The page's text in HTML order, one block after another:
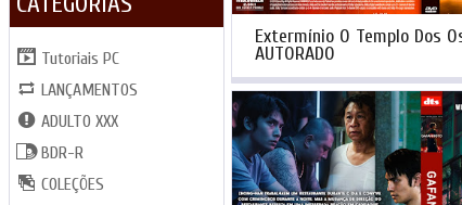
Extermínio O Templo Dos
AUTORADO
Tutoriais PC
LANÇAMENTOS
ADULTO XXX
BDR-R
COLEÇÕES